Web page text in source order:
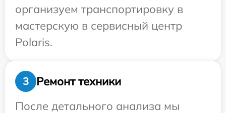
организуем транспортировку в
мастерскую в сервисный центр
Polaris.
3
Ремонт техники
После детального анализа мы